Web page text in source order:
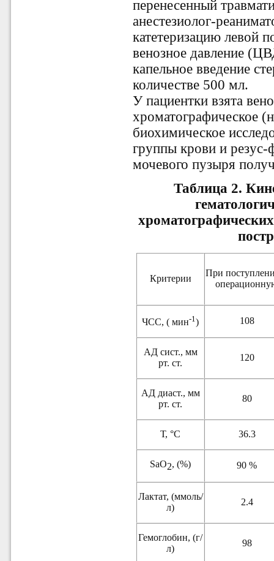
перенесенный
анестезиолог-
катетеризацию левой
венозное давление
капельное введение
количестве 500 мл.
У пациентки взята
хроматографическое
биохимическое
группы крови и резус-
мочевого пузыря
Таблица 2.
Критерии
При
ЧСС, ( мин-1) 108
АД сист., мм
рт. ст.
120
АД диаст., мм
рт. ст.
80
Т, °С 36.3
SaO2, (%) 90 %
Лактат, (ммоль/
л)
2.4
Гемоглобин, (г/
л)
98